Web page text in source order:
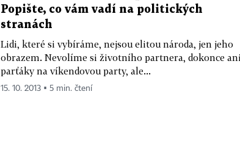
Popište, co vám vadí na politických
stranách
Lidi, které si vybíráme, nejsou elitou národa, jen jeho
obrazem. Nevolíme si životního partnera, dokonce ani
parťáky na víkendovou party, ale...
15. 10. 2013 ▪ 5 min. čtení